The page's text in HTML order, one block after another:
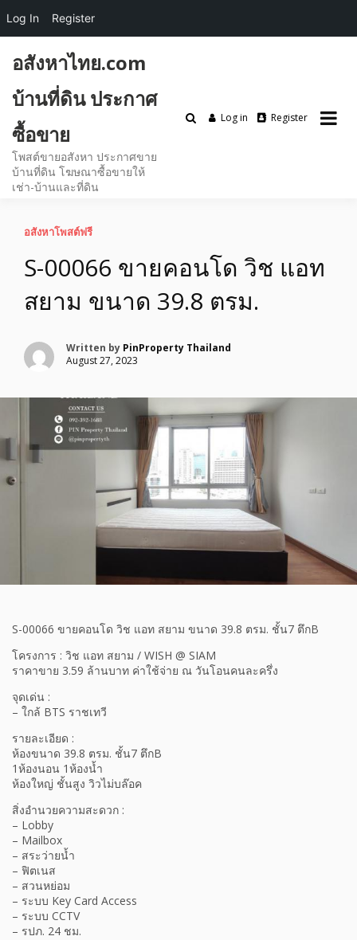
content
อสังหาไทย.com
บ้านที่ดิน ประกาศ
ซื้อขาย
โพสต์ขายอสังหา ประกาศขาย
บ้านที่ดิน โฆษณาซื้อขายให้
เช่า-บ้านและที่ดิน
Log in Register
อสังหาโพสต์ฟรี
S-00066 ขายคอนโด วิช แอท
สยาม ขนาด 39.8 ตรม.
Written by PinProperty Thailand
August 27, 2023
S-00066 ขายคอนโด วิช แอท สยาม ขนาด 39.8 ตรม. ชั้น7 ตึกB
โครงการ : วิช แอท สยาม / WISH @ SIAM
ราคาขาย 3.59 ล้านบาท ค่าใช้จ่าย ณ วันโอนคนละครึ่ง
จุดเด่น :
– ใกล้ BTS ราชเทวี
รายละเอียด :
ห้องขนาด 39.8 ตรม. ชั้น7 ตึกB
1ห้องนอน 1ห้องน้ำ
ห้องใหญ่ ชั้นสูง วิวไม่บล๊อค
สิ่งอำนวยความสะดวก :
– Lobby
– Mailbox
– สระว่ายน้ำ
– ฟิตเนส
– สวนหย่อม
– ระบบ Key Card Access
– ระบบ CCTV
– รปภ. 24 ชม.
Log In Register